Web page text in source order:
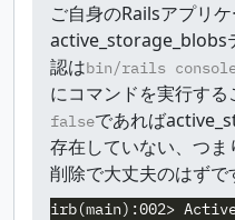
ご自身のRailsアプリ
active_storage_blobs
認はbin/rails
にコマンドを実行す
falseであれば
存在していない、つ
削除で大丈夫のはずで
irb(main):002>